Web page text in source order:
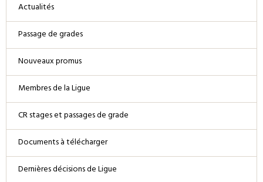
Actualités
Passage de grades
Nouveaux promus
Membres de la Ligue
CR stages et passages de grade
Documents à télécharger
Dernières décisions de Ligue